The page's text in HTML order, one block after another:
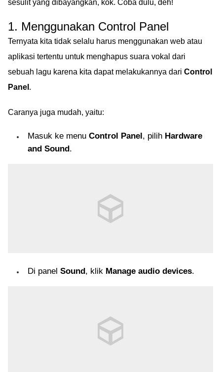
sesulit yang dibayangkan, kok. Coba dulu, deh!
1. Menggunakan Control Panel
Ternyata kita tidak selalu harus menggunakan web atau
aplikasi tertentu untuk menghapus suara vokal dari
sebuah lagu karena kita dapat melakukannya dari Control
Panel .
Caranya juga mudah, yaitu:
Masuk ke menu Control Panel , pilih Hardware
and Sound .
Di panel Sound, klik Manage audio devices.